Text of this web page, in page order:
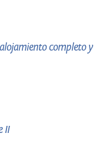
alojamiento completo y
II